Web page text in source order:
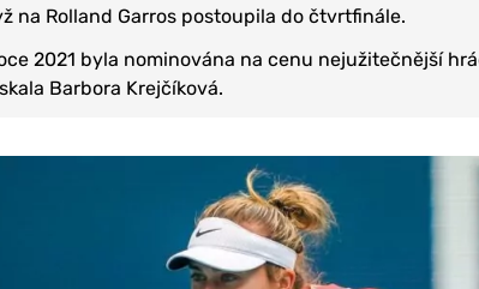
na Rolland Garros postoupila do čtvrtfinále.
2021 byla nominována na cenu nejužitečnější
Barbora Krejčíková.